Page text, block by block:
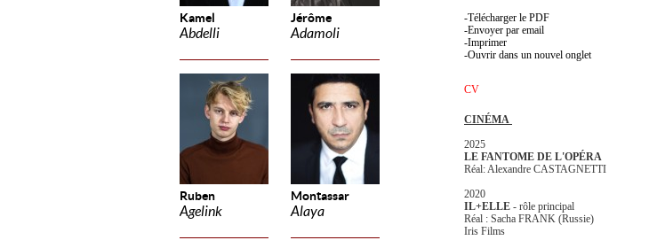
Kamel
Abdelli
Jérôme
Adamoli
Ruben
Agelink
Montassar
Alaya
Télécharger le PDF
Envoyer par email
Imprimer
Ouvrir dans un nouvel onglet
CV
CINÉMA
2025
LE FANTOME DE L'OPÉRA
Réal: Alexandre CASTAGNETTI
2020
IL+ELLE - rôle principal
Réal : Sacha FRANK (Russie)
Iris Films